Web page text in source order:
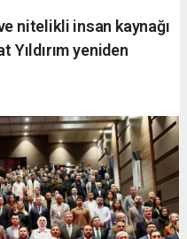
nitelikli insan kaynağı
Yıldırım yeniden